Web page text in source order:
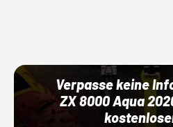
Verpasse keine
ZX 8000 Aqua